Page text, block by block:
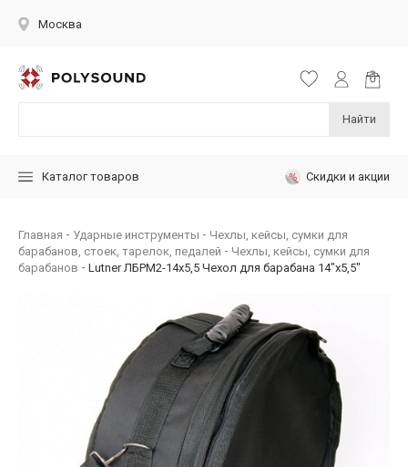
Москва
Найти
Каталог товаров Скидки и акции
Главная Ударные инструменты
Чехлы, кейсы, сумки для
барабанов, стоек, тарелок, педалей
Чехлы, кейсы, сумки для
барабанов
Lutner ЛБРМ2-14x5,5 Чехол для барабана 14"х5,5"